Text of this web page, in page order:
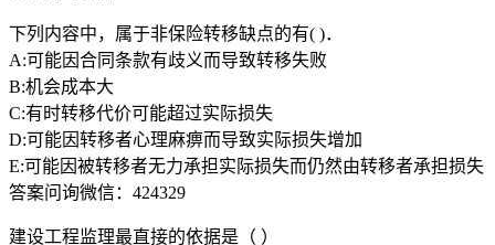
下列内容中，属于非保险转移缺点的有( )．
A:可能因合同条款有歧义而导致转移失败
B:机会成本大
C:有时转移代价可能超过实际损失
D:可能因转移者心理麻痹而导致实际损失增加
E:可能因被转移者无力承担实际损失而仍然由转移者承担损失
答案问询微信：424329
建设工程监理最直接的依据是（ ）